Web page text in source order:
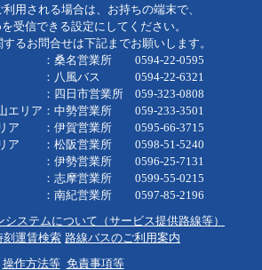
用される場合は、お持ちの端末で、
受信できる設定にしてください。
るお問合せは下記までお願いします。
：桑名営業所 0594-22-0595
ス 0594-22-6321
：四日市営業所 059-323-0808
エリア：中勢営業所 059-233-3501
ア ：伊賀営業所 0595-66-3715
ア ：松阪営業所 0598-51-5240
：伊勢営業所 0596-25-7131
：志摩営業所 0599-55-0215
：南紀営業所 0597-85-2196
ステムについて（サービス提供路線等）
刻運賃検索 路線バスのご利用案内
操作方法等 免責事項等